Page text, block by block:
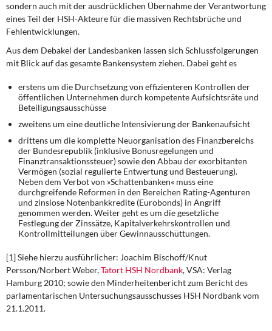
sondern auch mit der ausdrücklichen Übernahme der Verantwortung
eines Teil der HSH-Akteure für die massiven Rechtsbrüche und
Fehlentwicklungen.
Aus dem Debakel der Landesbanken lassen sich Schlussfolgerungen
mit Blick auf das gesamte Bankensystem ziehen. Dabei geht es
erstens um die Durchsetzung von effizienteren Kontrollen der
öffentlichen Unternehmen durch kompetente Aufsichtsräte und
Beteiligungsausschüsse
zweitens um eine deutliche Intensivierung der Bankenaufsicht
drittens um die komplette Neuorganisation des Finanzbereichs
der Bundesrepublik (inklusive Bonusregelungen und
Finanztransaktionssteuer) sowie den Abbau der exorbitanten
Vermögen (sozial regulierte Entwertung und Besteuerung).
Neben dem Verbot von »Schattenbanken« muss eine
durchgreifende Reformen in den Bereichen Rating-Agenturen
und zinslose Notenbankkredite (Eurobonds) in Angriff
genommen werden. Weiter geht es um die gesetzliche
Festlegung der Zinssätze, Kapitalverkehrskontrollen und
Kontrollmitteilungen über Gewinnausschüttungen.
[1] Siehe hierzu ausführlicher: Joachim Bischoff/Knut
Persson/Norbert Weber,Tatort HSH Nordbank, VSA: Verlag
Hamburg 2010; sowie den Minderheitenbericht zum Bericht des
parlamentarischen Untersuchungsausschusses HSH Nordbank vom
21.1.2011.